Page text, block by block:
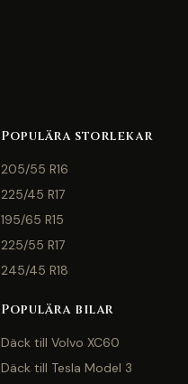
Populära storlekar
205/55 R16
225/45 R17
195/65 R15
225/55 R17
245/45 R18
Populära bilar
Däck till Volvo XC60
Däck till Tesla Model 3